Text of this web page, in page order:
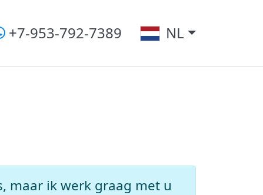
+7-953-792-7389 NL
maar ik werk graag met u